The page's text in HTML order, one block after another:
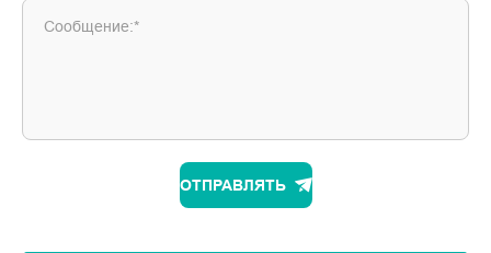
Сообщение:*
ОТПРАВЛЯТЬ